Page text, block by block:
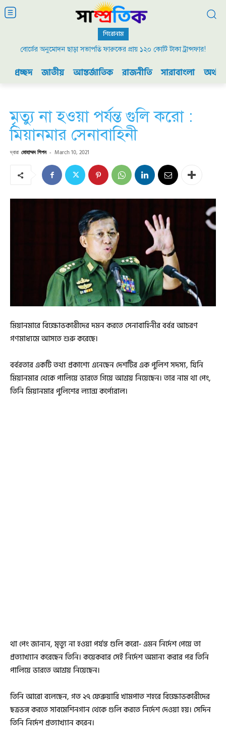
শিরোনাম
বোর্ডের অনুমোদন ছাড়া সভাপতি ফারুকের প্রায় ১২০ কোটি টাকা ট্রান্সফার!
প্রচ্ছদ জাতীয় আন্তর্জাতিক রাজনীতি সারাবাংলা
মৃত্যু না হওয়া পর্যন্ত গুলি করো :
মিয়ানমার সেনাবাহিনী
দ্বারা মোহাম্মদ শিপন - March 10, 2021
মিয়ানমারে বিক্ষোভকারীদের দমন করতে সেনাবাহিনীর বর্বর আচরণ
গণমাধ্যমে আসতে শুরু করেছে।
বর্বরতার একটি তথ্য প্রকাশ্যে এনেছেন দেশটির এক পুলিশ সদস্য, যিনি
মিয়ানমার থেকে পালিয়ে ভারতে গিয়ে আশ্রয় নিয়েছেন। তার নাম থা পেং,
তিনি মিয়ানমার পুলিশের ল্যান্স কর্পোরাল।
থা পেং জানান, মৃত্যু না হওয়া পর্যন্ত গুলি করো- এমন নির্দেশ পেয়ে তা
প্রত্যাখ্যান করেছেন তিনি। কয়েকবার সেই নির্দেশ অমান্য করার পর তিনি
পালিয়ে ভারতে আশ্রয় নিয়েছেন।
তিনি আরো বলেছেন, গত ২৭ ফেব্রুয়ারি খামপাত শহরে বিক্ষোভকারীদের
ছত্রভঙ্গ করতে সাবমেশিনগান থেকে গুলি করতে নির্দেশ দেওয়া হয়। সেদিন
তিনি নির্দেশ প্রত্যাখ্যান করেন।